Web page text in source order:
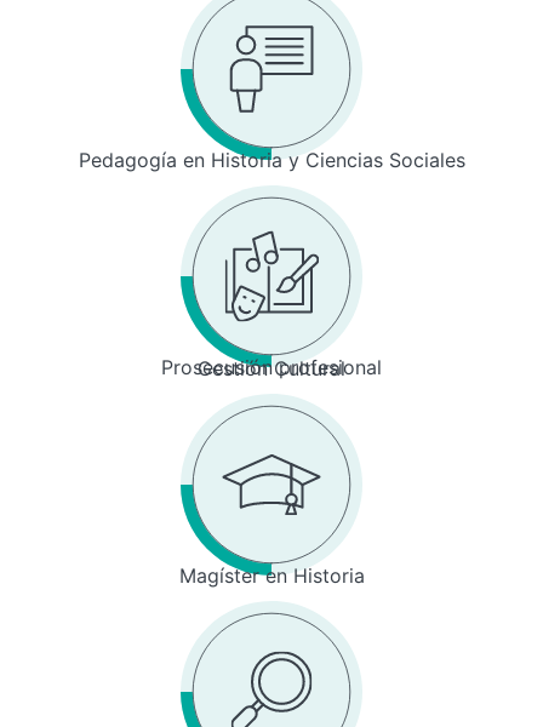
Pedagogía en Historia y Ciencias Sociales
Prosecusión profesional
Gestión Cultural
Magíster en Historia